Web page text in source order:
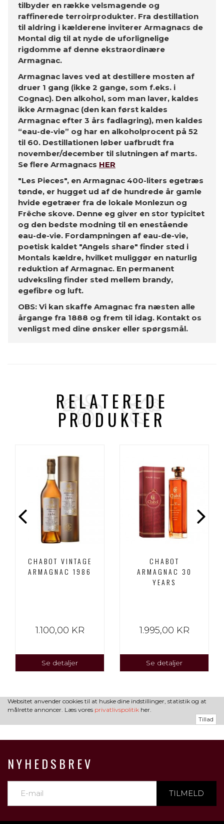
tilbyder en række velsmagende og
raffinerede terroirprodukter. Fra destillation
til aldring i kælderene inviterer Armagnacs de
Montal dig til at nyde de uforlignelige
rigdomme af denne ekstraordinære
Armagnac.
Armagnac laves ved at destillere mosten af
druer 1 gang (ikke 2 gange, som f.eks. i
Cognac). Den alkohol, som man laver, kaldes
ikke Armagnac (den kan først kaldes
Armagnac efter 3 års fadlagring), men kaldes
“eau-de-vie” og har en alkoholprocent på 52
til 60. Destillationen løber uafbrudt fra
november/december til slutningen af marts.
Se flere Armagnacs HER
"Les Pieces", en Armagnac 400-liters egetræs
tønde, er hugget ud af de hundrede år gamle
hvide egetræer fra de lokale Monlezun og
Frêche skove. Denne eg giver en stor typicitet
og den bedste modning til en enestående
eau-de-vie. Fordampningen af ​​eau-de-vie,
poetisk kaldet "Angels share" finder sted i
Montals kældre, hvilket muliggør en naturlig
reduktion af Armagnac. En permanent
udveksling finder sted mellem brandy,
egefibre og luft.
OBS: Vi kan skaffe Amagnac fra næsten alle
årgange fra 1888 og frem til idag. Kontakt os
venligst med dine ønsker eller spørgsmål.
RELATEREDE
PRODUKTER
CHABOT VINTAGE
ARMAGNAC 1986
1.100,00 KR
Se detaljer
CHABOT
ARMAGNAC 30
YEARS
1.995,00 KR
Se detaljer
Websitet anvender cookies til at huske dine indstillinger, statistik og at
målrette annoncer. Læs vores privatlivspolitik her.
Tillad
NYHEDSBREV
TILMELD